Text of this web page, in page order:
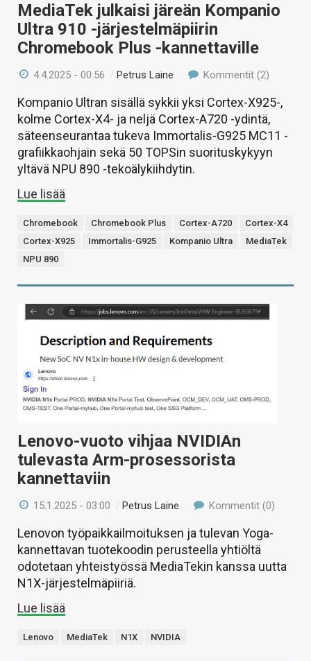
MediaTek julkaisi järeän Kompanio
Ultra 910 -järjestelmäpiirin
Chromebook Plus -kannettaville
4.4.2025 - 00:56 / Petrus Laine Kommentit (2)
Kompanio Ultran sisällä sykkii yksi Cortex-X925-,
kolme Cortex-X4- ja neljä Cortex-A720 -ydintä,
säteenseurantaa tukeva Immortalis-G925 MC11 -
grafiikkaohjain sekä 50 TOPSin suorituskykyyn
yltävä NPU 890 -tekoälykiihdytin.
Lue lisää
Chromebook Chromebook Plus Cortex-A720
Cortex-X4
Cortex-X925
Immortalis-G925 Kompanio Ultra
MediaTek
NPU 890
Lenovo-vuoto vihjaa NVIDIAn
tulevasta Arm-prosessorista
kannettaviin
15.1.2025 - 03:00 /Petrus Laine Kommentit (0)
Lenovon työpaikkailmoituksen ja tulevan Yoga-
kannettavan tuotekoodin perusteella yhtiöltä
odotetaan yhteistyössä MediaTekin kanssa uutta
N1X-järjestelmäpiiriä.
Lue lisää
Lenovo MediaTek N1X NVIDIA